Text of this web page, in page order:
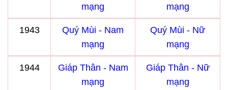
mạng
mạng
1943
Quý Mùi - Nam
mạng
Quý Mùi - Nữ
mạng
1944
Giáp Thân - Nam
mạng
Giáp Thân - Nữ
mạng